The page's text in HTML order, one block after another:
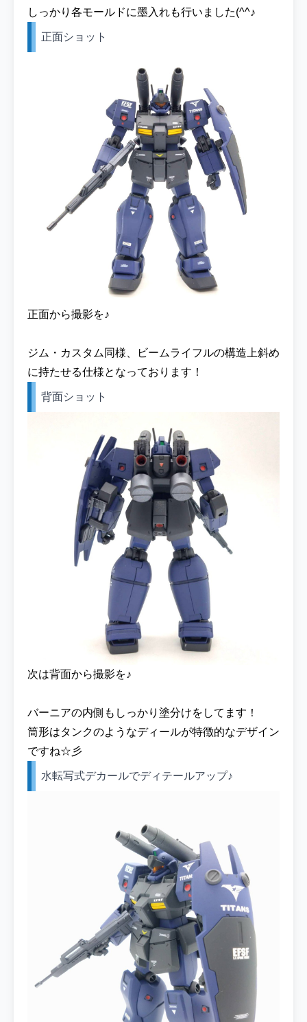
しっかり各モールドに墨入れも行いました(^^♪
正面ショット
正面から撮影を♪
ジム・カスタム同様、ビームライフルの構造上斜め
に持たせる仕様となっております！
背面ショット
次は背面から撮影を♪
バーニアの内側もしっかり塗分けをしてます！
筒形はタンクのようなディールが特徴的なデザイン
ですね☆彡
水転写式デカールでディテールアップ♪